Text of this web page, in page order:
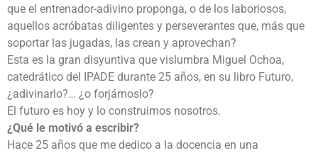
que el entrenador-adivino proponga, o de los laboriosos,
aquellos acróbatas diligentes y perseverantes que, más que
soportar las jugadas, las crean y aprovechan?
Esta es la gran disyuntiva que vislumbra Miguel Ochoa,
catedrático del IPADE durante 25 años, en su libro Futuro,
¿adivinarlo?… ¿o forjárnoslo?
El futuro es hoy y lo construimos nosotros.
¿Qué le motivó a escribir?
Hace 25 años que me dedico a la docencia en una